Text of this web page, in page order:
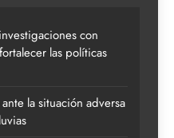
con
las políticas
la situación adversa